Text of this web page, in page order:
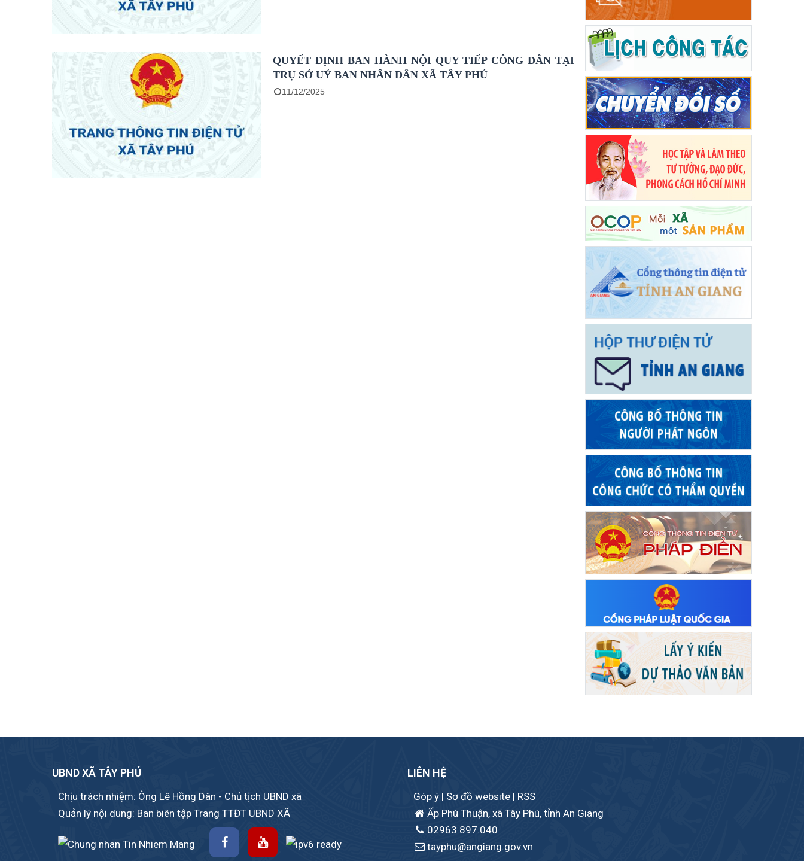
QUYẾT ĐỊNH BAN HÀNH NỘI QUY TIẾP CÔNG DÂN TẠI
TRỤ SỞ UỶ BAN NHÂN DÂN XÃ TÂY PHÚ
11/12/2025
UBND XÃ TÂY PHÚ
Chịu trách nhiệm: Ông Lê Hồng Dân - Chủ tịch UBND xã
Quản lý nội dung: Ban biên tập Trang TTĐT UBND XÃ
LIÊN HỆ
Góp ý | Sơ đồ website | RSS
Ấp Phú Thuận, xã Tây Phú, tỉnh An Giang
02963.897.040
tayphu@angiang.gov.vn